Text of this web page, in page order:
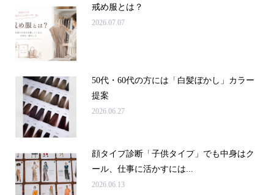
戒め服とは？
2026.07.07
50代・60代の方には「白髪ぼかし」カラー
提案
2026.06.27
顔タイプ診断「子供タイプ」でも中身はク
ール、仕事に活かすには...
2026.06.13
申込み・問合せ